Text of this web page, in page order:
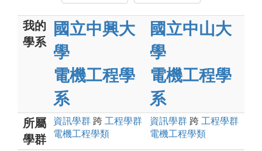
我的
學系
國立中興大
學
電機工程學
系
國立中山大
學
電機工程學
系
所屬
學群
資訊學群 跨 工程學群
電機工程學類
資訊學群 跨 工程學群
電機工程學類